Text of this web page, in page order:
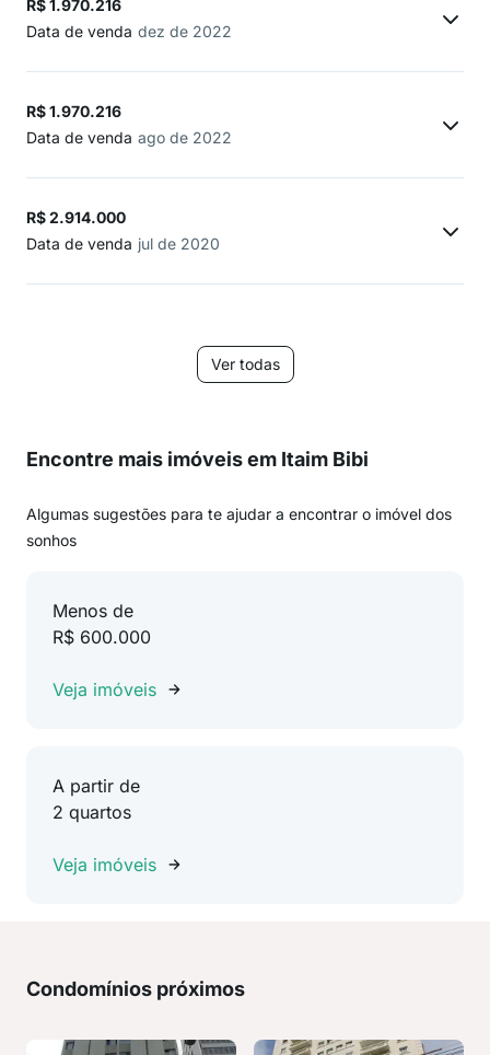
R$ 1.970.216
Data de venda dez de 2022
R$ 1.970.216
Data de venda ago de 2022
R$ 2.914.000
Data de venda jul de 2020
Ver todas
Encontre mais imóveis em Itaim Bibi
Algumas sugestões para te ajudar a encontrar o imóvel dos
sonhos
Menos de
R$ 600.000
Veja imóveis
A partir de
2 quartos
Veja imóveis
Condomínios próximos